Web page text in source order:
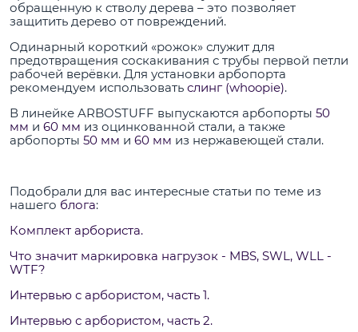
обращенную к стволу дерева – это позволяет
защитить дерево от повреждений.
Одинарный короткий «рожок» служит для
предотвращения соскакивания с трубы первой петли
рабочей верёвки. Для установки арбопорта
рекомендуем использовать слинг (whoopie).
В линейке ARBOSTUFF выпускаются арбопорты 50
мм и 60 мм из оцинкованной стали, а также
арбопорты 50 мм и 60 мм из нержавеющей стали.
Подобрали для вас интересные статьи по теме из
нашего блога:
Комплект арбориста.
Что значит маркировка нагрузок - MBS, SWL, WLL -
WTF?
Интервью с арбористом, часть 1.
Интервью с арбористом, часть 2.